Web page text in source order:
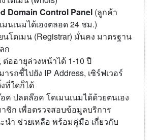
Domain Control Panel (ลูกค้า
มนเนมได้เองตลอด 24 ชม.)
นโดเมน (Registrar) มั่นคง มาตรฐาน
ก
ต่ออายุล่วงหน้าได้ 1-10 ปี
รถชี้ไปยัง IP Address, เซิร์ฟเวอร์
ที่ใดก็ได้
ค ปลดล๊อค โดเมนเนมได้ด้วยตนเอง
ชิก เพื่อตรวจสอบข้อมูลบริการ
นำ ช่วยเหลือ พร้อมคู่มือ เกี่ยวกับ